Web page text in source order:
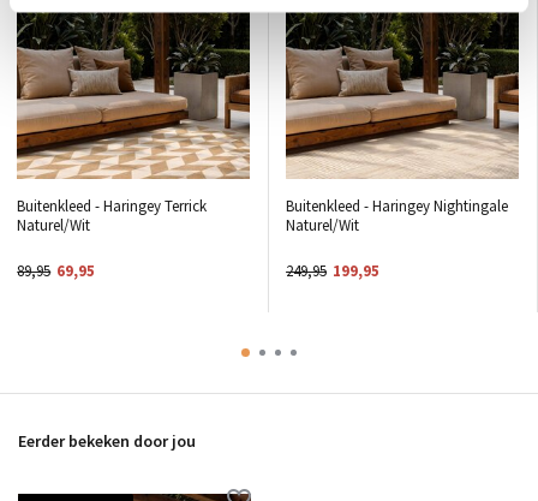
Buitenkleed - Haringey Terrick
Naturel/Wit
89,95 69,95
Buitenkleed - Haringey Nightingale
Naturel/Wit
249,95 199,95
Eerder bekeken door jou